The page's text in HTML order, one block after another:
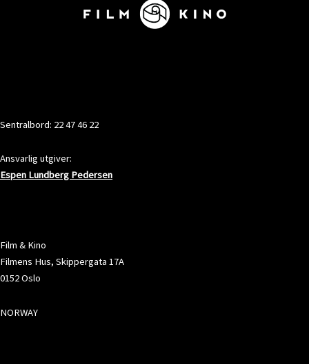
Sentralbord: 22 47 46 22
Ansvarlig utgiver:
Espen Lundberg Pedersen
Film & Kino
Filmens Hus, Skippergata 17A
0152 Oslo
NORWAY